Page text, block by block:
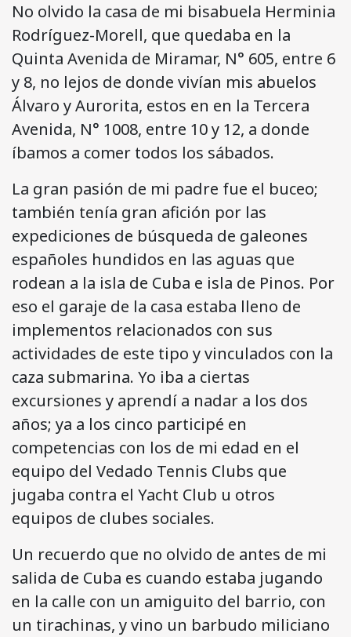
No olvido la casa de mi bisabuela Herminia
Rodríguez-Morell, que quedaba en la
Quinta Avenida de Miramar, N° 605, entre 6
y 8, no lejos de donde vivían mis abuelos
Álvaro y Aurorita, estos en en la Tercera
Avenida, N° 1008, entre 10 y 12, a donde
íbamos a comer todos los sábados.
La gran pasión de mi padre fue el buceo;
también tenía gran afición por las
expediciones de búsqueda de galeones
españoles hundidos en las aguas que
rodean a la isla de Cuba e isla de Pinos. Por
eso el garaje de la casa estaba lleno de
implementos relacionados con sus
actividades de este tipo y vinculados con la
caza submarina. Yo iba a ciertas
excursiones y aprendí a nadar a los dos
años; ya a los cinco participé en
competencias con los de mi edad en el
equipo del Vedado Tennis Clubs que
jugaba contra el Yacht Club u otros
equipos de clubes sociales.
Un recuerdo que no olvido de antes de mi
salida de Cuba es cuando estaba jugando
en la calle con un amiguito del barrio, con
un tirachinas, y vino un barbudo miliciano